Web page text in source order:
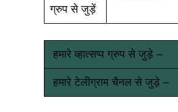
ग्रुप से जुड़ें
हमारे व्हात्सप्प ग्रुप से जुड़े –
हमारे टेलीग्राम चैनल से जुड़े –